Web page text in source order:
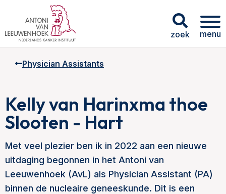
zoek menu
Physician Assistants
Kelly van Harinxma thoe
Slooten - Hart
Met veel plezier ben ik in 2022 aan een nieuwe
uitdaging begonnen in het Antoni van
Leeuwenhoek (AvL) als Physician Assistant (PA)
binnen de nucleaire geneeskunde. Dit is een